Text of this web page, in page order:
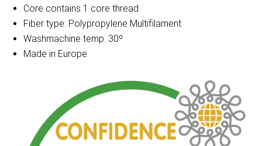
Core contains 1 core thread
Fiber type: Polypropylene Multifilament
Washmachine temp. 30º
Made in Europe